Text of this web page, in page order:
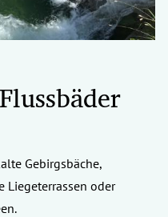
Gebirgsbäche,
Liegeterrassen oder